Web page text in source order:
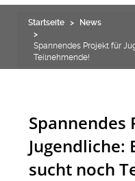
Startseite News
Spannendes Projekt für
Teilnehmende!
Jugendliche:
sucht noch